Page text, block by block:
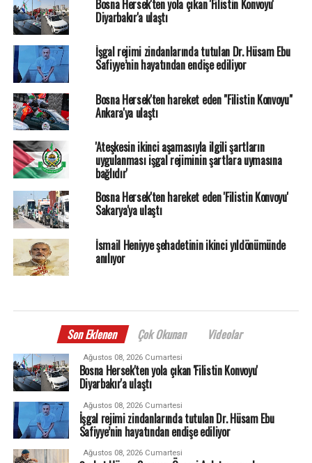
Bosna Hersek'ten yola çıkan 'Filistin Konvoyu'
Diyarbakır'a ulaştı
İşgal rejimi zindanlarında tutulan Dr. Hüsam Ebu
Safiyye’nin hayatından endişe ediliyor
Bosna Hersek'ten hareket eden "Filistin Konvoyu"
Ankara'ya ulaştı
'Ateşkesin ikinci aşamasıyla ilgili şartların
uygulanması işgal rejiminin şartlara uymasına
bağlıdır'
Bosna Hersek'ten hareket eden 'Filistin Konvoyu'
Sakarya'ya ulaştı
İsmail Heniyye şehadetinin ikinci yıldönümünde
anılıyor
Son Eklenen Çok Okunan Videolar
Ağustos 08, 2026 Cumartesi
Bosna Hersek'ten yola çıkan 'Filistin Konvoyu'
Diyarbakır'a ulaştı
Ağustos 08, 2026 Cumartesi
İşgal rejimi zindanlarında tutulan Dr. Hüsam Ebu
Safiyye’nin hayatından endişe ediliyor
Ağustos 08, 2026 Cumartesi